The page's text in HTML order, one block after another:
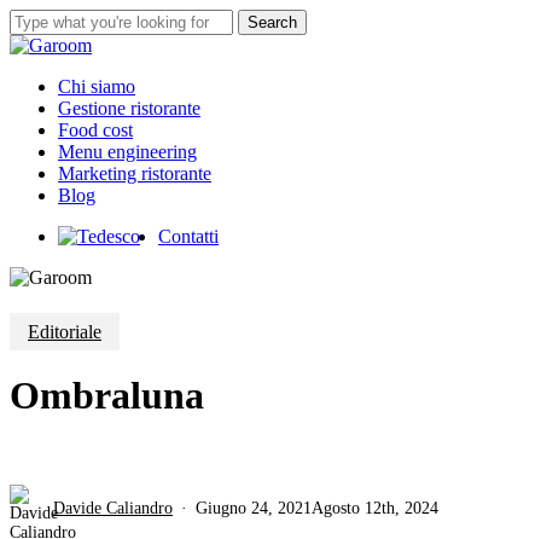
Skip
to
content
Search
Close
Menu
Chi siamo
Gestione ristorante
Food cost
Menu engineering
Marketing ristorante
Blog
Contatti
Editoriale
Ombraluna
Davide Caliandro Giugno 24, 2021 Agosto 12th, 2024